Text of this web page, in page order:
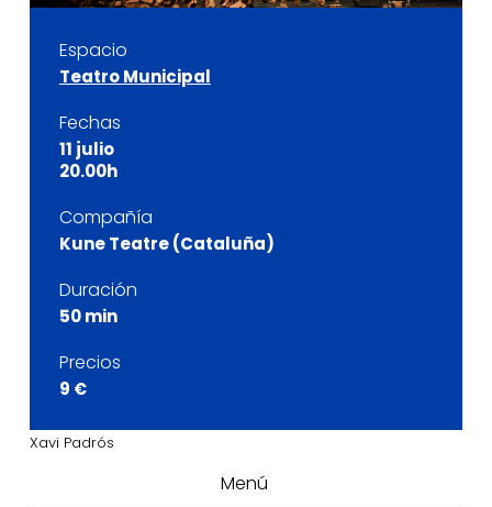
Espacio
Teatro Municipal
Fechas
11 julio
20.00h
Compañía
Kune Teatre (Cataluña)
Duración
50 min
Precios
9 €
Xavi Padrós
Menú